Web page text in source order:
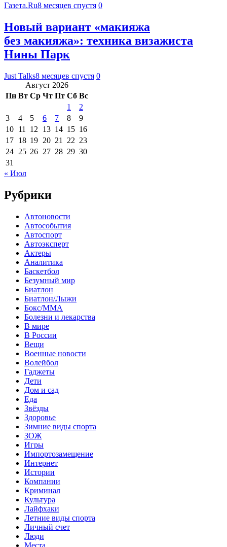
Газета.Ru8 месяцев спустя 0
Новый вариант «макияжа
без макияжа»: техника визажиста
Нины Парк
Just Talks8 месяцев спустя 0
Август 2026
Пн Вт Ср Чт Пт Сб Вс
1
2
3
4 5 6 7 8
9
10 11 12 13 14 15 16
17 18 19 20 21 22 23
24 25 26 27 28 29 30
31
« Июл
Рубрики
Автоновости
Автособытия
Автоспорт
Автоэксперт
Актеры
Аналитика
Баскетбол
Безумный мир
Биатлон
Биатлон/Лыжи
Бокс/MMA
Болезни и лекарства
В мире
В России
Вещи
Военные новости
Волейбол
Гаджеты
Дети
Дом и сад
Еда
Звёзды
Здоровье
Зимние виды спорта
ЗОЖ
Игры
Импортозамещение
Интернет
Истории
Компании
Криминал
Культура
Лайфхаки
Летние виды спорта
Личный счет
Люди
Места